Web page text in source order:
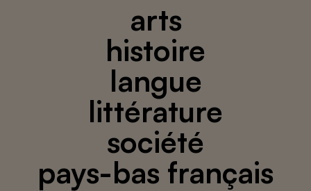
arts
histoire
langue
littérature
société
pays-bas français